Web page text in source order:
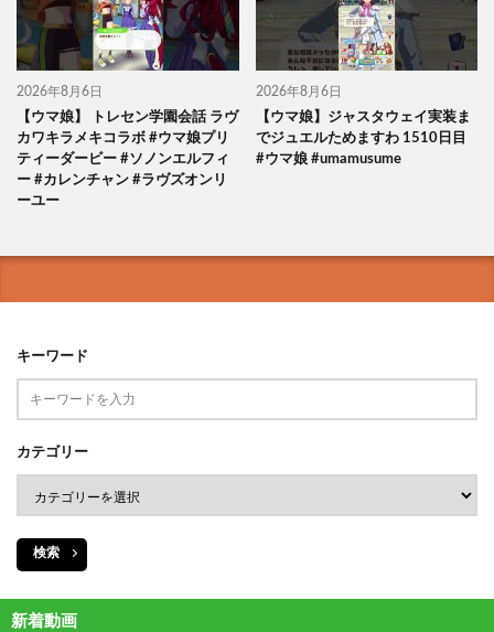
2026年8月6日
【ウマ娘】 トレセン学園会話 ラヴ
カワキラメキコラボ #ウマ娘プリ
ティーダービー #ソノンエルフィ
ー #カレンチャン #ラヴズオンリ
ーユー
2026年8月6日
【ウマ娘】ジャスタウェイ実装ま
でジュエルためますわ 1510日目
#ウマ娘 #umamusume
キーワード
カテゴリー
検索
新着動画